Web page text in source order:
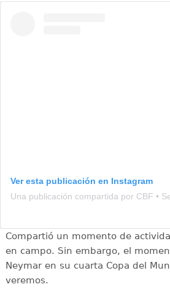
Ver esta publicación en Instagram
Compartió un momento de
en campo. Sin embargo, el
Neymar en su cuarta Copa del
veremos.